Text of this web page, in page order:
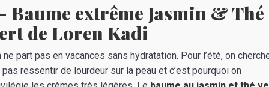
Baume extrême Jasmin & Thé
de Loren Kadi
ne part pas en vacances sans hydratation. Pour l’été, on
pas ressentir de lourdeur sur la peau et c’est pourquoi on